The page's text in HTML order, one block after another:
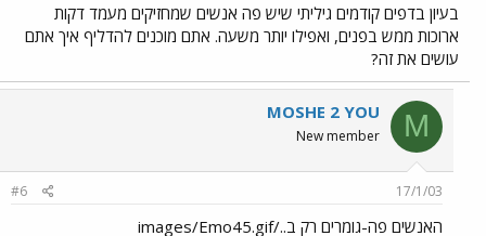
בעיון בדפים קודמים גיליתי שיש פה אנשים שמחזיקים מעמד דקות
ארוכות ממש בפנים, ואפילו יותר משעה. אתם מוכנים להדליף איך אתם
עושים את זה?
M
MOSHE 2 YOU
New member
17/1/03
#6
האנשים פה-גומרים רק ב../images/Emo45.gif